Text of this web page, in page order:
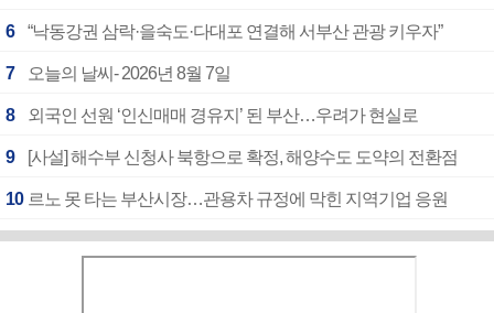
6 “낙동강권 삼락·을숙도·다대포 연결해 서부산 관광 키우자”
7 오늘의 날씨- 2026년 8월 7일
8 외국인 선원 ‘인신매매 경유지’ 된 부산…우려가 현실로
9 [사설] 해수부 신청사 북항으로 확정, 해양수도 도약의 전환점
10 르노 못 타는 부산시장…관용차 규정에 막힌 지역기업 응원